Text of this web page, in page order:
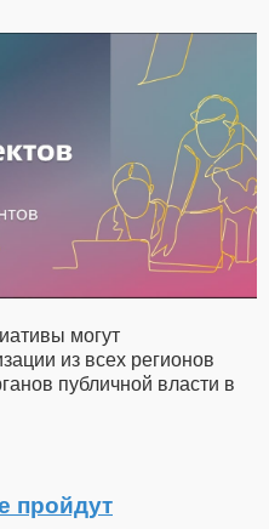
могут
из всех регионов
публичной власти в
пройдут